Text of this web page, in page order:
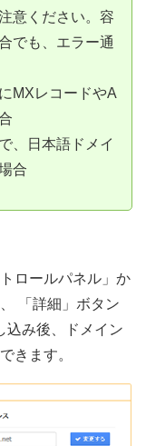
意ください。容
でも、エラー通
MXレコードやA
、日本語ドメイ
合
ロールパネル」か
「詳細」ボタン
込み後、ドメイン
きます。